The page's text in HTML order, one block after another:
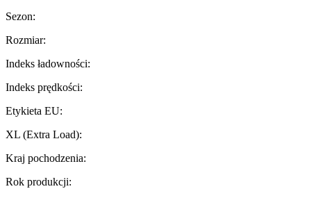
Sezon:
Rozmiar:
Indeks ładowności:
Indeks prędkości:
Etykieta EU:
XL (Extra Load):
Kraj pochodzenia:
Rok produkcji: